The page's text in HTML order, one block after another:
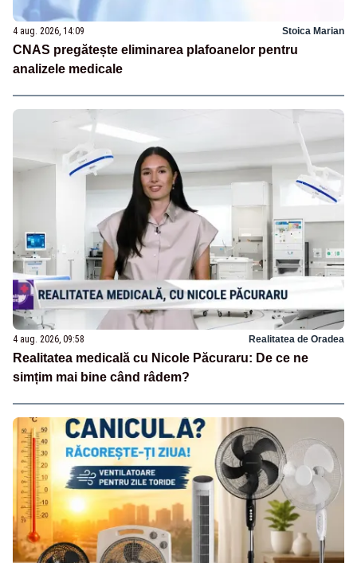
4 aug. 2026, 14:09 Stoica Marian
CNAS pregătește eliminarea plafoanelor pentru
analizele medicale
4 aug. 2026, 09:58 Realitatea de Oradea
Realitatea medicală cu Nicole Păcuraru: De ce ne
simțim mai bine când râdem?